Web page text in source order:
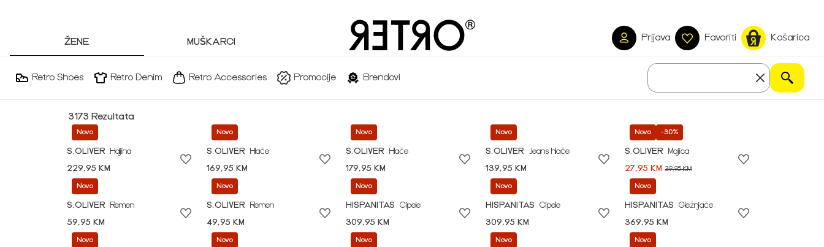
ŽENE MUŠKARCI Prijava Favoriti Košarica
Retro Shoes Retro Denim Retro Accessories Promocije Brendovi
3173 Rezultata
Novo
S.OLIVER
Haljina
229,95 KM
Novo
S.OLIVER
Hlače
169,95 KM
Novo
S.OLIVER
Hlače
179,95 KM
Novo
S.OLIVER
Jeans hlače
139,95 KM
Novo -30%
S.OLIVER
Majica
27,95 KM39,95 KM
Novo
S.OLIVER
Remen
59,95 KM
Novo
S.OLIVER
Remen
49,95 KM
Novo
HISPANITAS
Cipele
309,95 KM
Novo
HISPANITAS
Cipele
309,95 KM
Novo
HISPANITAS
Gležnjače
369,95 KM
Novo Novo Novo Novo Novo